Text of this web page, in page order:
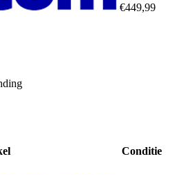
€449,99
Conditie